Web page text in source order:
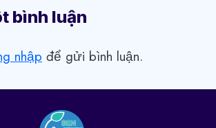
bình luận
nhập để gửi bình luận.